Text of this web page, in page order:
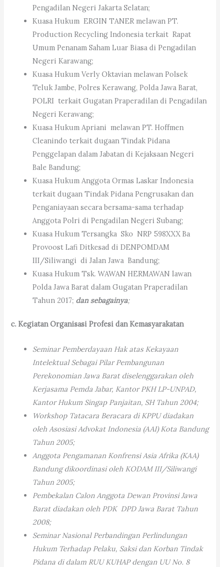
Pengadilan Negeri Jakarta Selatan;
Kuasa Hukum ERGIN TANER melawan PT.
Production Recycling Indonesia terkait Rapat
Umum Penanam Saham Luar Biasa di Pengadilan
Negeri Karawang;
Kuasa Hukum Verly Oktavian melawan Polsek
Teluk Jambe, Polres Kerawang, Polda Jawa Barat,
POLRI terkait Gugatan Praperadilan di Pengadilan
Negeri Kerawang;
Kuasa Hukum Apriani melawan PT. Hoffmen
Cleanindo terkait dugaan Tindak Pidana
Penggelapan dalam Jabatan di Kejaksaan Negeri
Bale Bandung;
Kuasa Hukum Anggota Ormas Laskar Indonesia
terkait dugaan Tindak Pidana Pengrusakan dan
Penganiayaan secara bersama-sama terhadap
Anggota Polri di Pengadilan Negeri Subang;
Kuasa Hukum Tersangka Sko NRP 598XXX Ba
Provoost Lafi Ditkesad di DENPOMDAM
III/Siliwangi di Jalan Jawa Bandung;
Kuasa Hukum Tsk. WAWAN HERMAWAN lawan
Polda Jawa Barat dalam Gugatan Praperadilan
Tahun 2017; dan sebagainya;
c. Kegiatan Organisasi Profesi dan Kemasyarakatan
Seminar Pemberdayaan Hak atas Kekayaan
Intelektual Sebagai Pilar Pembangunan
Perekonomian Jawa Barat diselenggarakan oleh
Kerjasama Pemda Jabar, Kantor PKH LP-UNPAD,
Kantor Hukum Singap Panjaitan, SH Tahun 2004;
Workshop Tatacara Beracara di KPPU diadakan
oleh Asosiasi Advokat Indonesia (AAI) Kota Bandung
Tahun 2005;
Anggota Pengamanan Konfrensi Asia Afrika (KAA)
Bandung dikoordinasi oleh KODAM III/Siliwangi
Tahun 2005;
Pembekalan Calon Anggota Dewan Provinsi Jawa
Barat diadakan oleh PDK DPD Jawa Barat Tahun
2008;
Seminar Nasional Perbandingan Perlindungan
Hukum Terhadap Pelaku, Saksi dan Korban Tindak
Pidana di dalam RUU KUHAP dengan UU No. 8